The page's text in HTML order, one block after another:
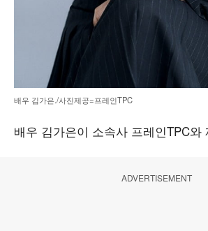
배우 김가은./사진제공=프레인TPC
배우 김가은이 소속사 프레인TPC와
ADVERTISEMENT